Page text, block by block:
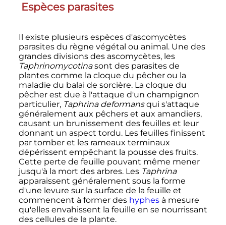
Espèces parasites
Il existe plusieurs espèces d'ascomycètes
parasites du règne végétal ou animal. Une des
grandes divisions des ascomycètes, les
Taphrinomycotinasont des parasites de
plantes comme la cloque du pêcher ou la
maladie du balai de sorcière. La cloque du
pêcher est due à l'attaque d'un champignon
particulier, Taphrina deformansqui s'attaque
généralement aux pêchers et aux amandiers,
causant un brunissement des feuilles et leur
donnant un aspect tordu. Les feuilles finissent
par tomber et les rameaux terminaux
dépérissent empêchant la pousse des fruits.
Cette perte de feuille pouvant même mener
jusqu'à la mort des arbres. Les Taphrina
apparaissent généralement sous la forme
d'une levure sur la surface de la feuille et
commencent à former des hyphesà mesure
qu'elles envahissent la feuille en se nourrissant
des cellules de la plante.